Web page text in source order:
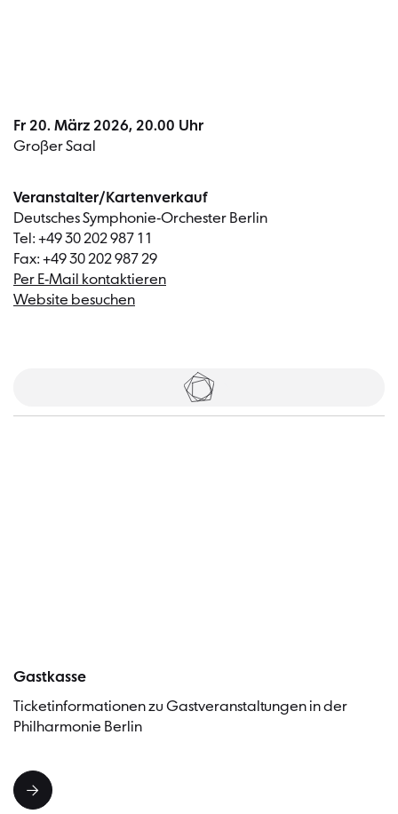
Fr 20. März 2026, 20.00 Uhr
Großer Saal
Veranstalter/Kartenverkauf
Deutsches Symphonie-Orchester Berlin
Tel: +49 30 202 987 11
Fax: +49 30 202 987 29
Per E-Mail kontaktieren
Website besuchen
Tickets
Gastkasse
Ticketinformationen zu Gastveranstaltungen in der
Philharmonie Berlin